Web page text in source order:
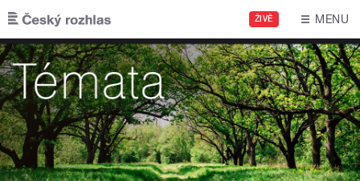
Přejít k hlavnímu obsahu
ŽIVĚ MENU